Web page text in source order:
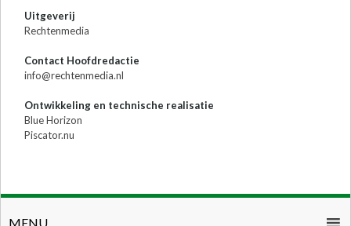
Uitgeverij
Rechtenmedia
Contact Hoofdredactie
info@rechtenmedia.nl
Ontwikkeling en technische realisatie
Blue Horizon
Piscator.nu
MENU